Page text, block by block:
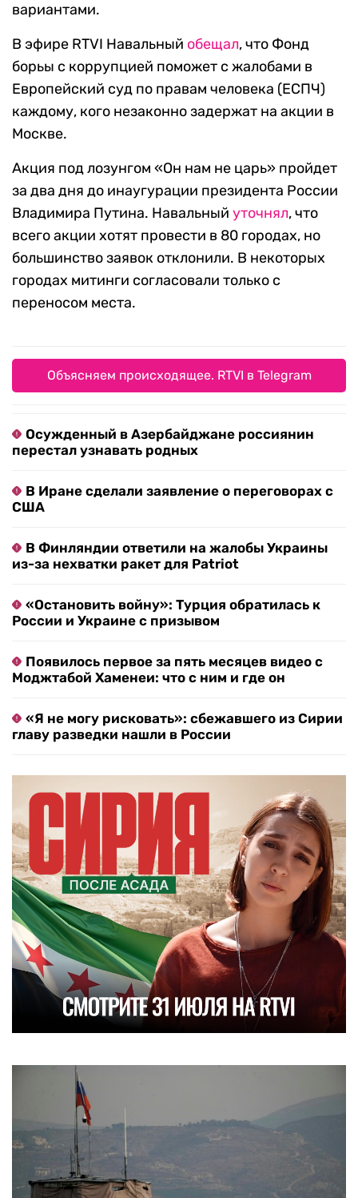
вариантами.
В эфире RTVI Навальный обещал, что Фонд
борьы с коррупцией поможет с жалобами в
Европейский суд по правам человека (ЕСПЧ)
каждому, кого незаконно задержат на акции в
Москве.
Акция под лозунгом «Он нам не царь» пройдет
за два дня до инаугурации президента России
Владимира Путина. Навальный уточнял, что
всего акции хотят провести в 80 городах, но
большинство заявок отклонили. В некоторых
городах митинги согласовали только с
переносом места.
Объясняем происходящее. RTVI в Telegram
Осужденный в Азербайджане россиянин
перестал узнавать родных
В Иране сделали заявление о переговорах с
США
В Финляндии ответили на жалобы Украины
из-за нехватки ракет для Patriot
«Остановить войну»: Турция обратилась к
России и Украине с призывом
Появилось первое за пять месяцев видео с
Моджтабой Хаменеи: что с ним и где он
«Я не могу рисковать»: сбежавшего из Сирии
главу разведки нашли в России